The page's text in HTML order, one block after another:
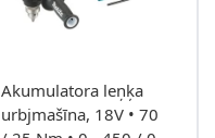
Akumulatora leņķa
urbjmašīna, 18V • 70